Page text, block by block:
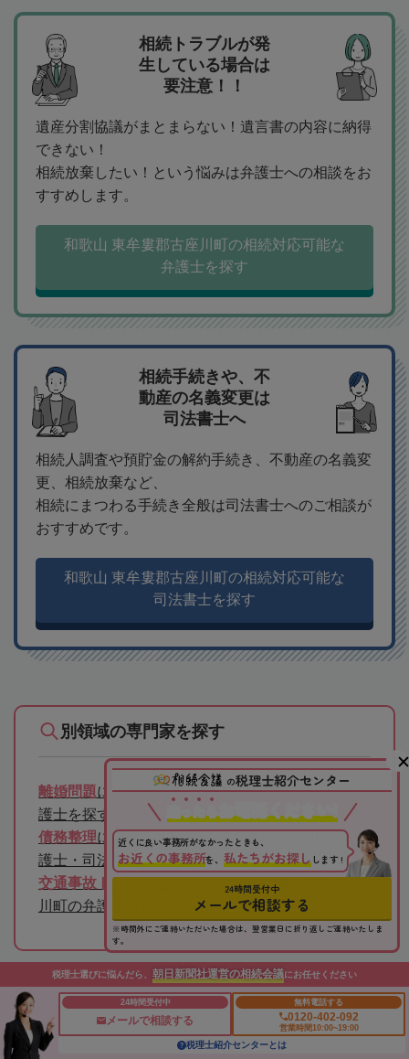
相続トラブルが発
生している場合は
要注意！！
遺産分割協議がまとまらない！遺言書の内容に納得
できない！
相続放棄したい！という悩みは弁護士への相談をお
すすめします。
和歌山 東牟婁郡古座川町の相続対応可能な
弁護士を探す
相続手続きや、不
動産の名義変更は
司法書士へ
相続人調査や預貯金の解約手続き、不動産の名義変
更、相続放棄など、
相続にまつわる手続き全般は司法書士へのご相談が
おすすめです。
和歌山 東牟婁郡古座川町の相続対応可能な
司法書士を探す
別領域の専門家を探す
離婚問題に詳しい和歌山県 東牟婁郡古座川町の弁
護士を探す
債務整理に詳しい和歌山県 東牟婁郡古座川町の弁
護士・司法書士を探す
交通事故トラブル
に詳しい和歌山県 東牟婁郡古座
川町の弁護士を探す
税理士への相談の流れ
税理士選びに悩んだら、 朝日新聞社運営の相続会議にお任せください
24時間受付中
メールで相談する
無料電話する
0120-402-092
営業時間10:00~19:00
税理士紹介センターとは
の税理士紹介センター
ったら
近くに良い事務所がなかったときも、
お近くの事務所を、 私たちがお探し します !
24時間受付中
メールで相談する
※時間外にご連絡いただいた場合は、翌営業日に折り返しご連絡いたしま
す。